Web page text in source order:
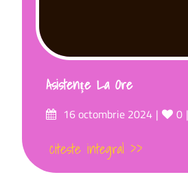
Asistențe La Ore
16 octombrie 2024 0
citeste integral >>